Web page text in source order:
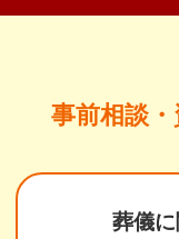
事前相談
葬儀